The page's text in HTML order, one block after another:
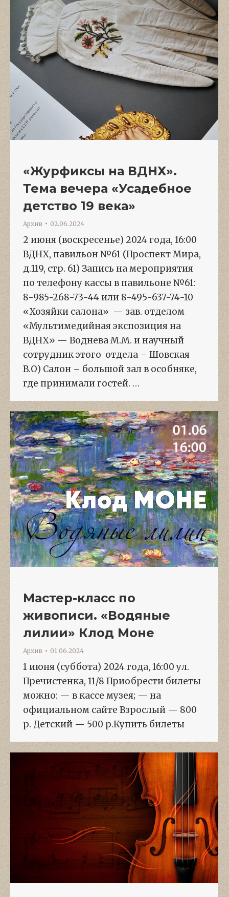
«Журфиксы на ВДНХ».
Тема вечера «Усадебное
детство 19 века»
Архив 02.06.2024
2 июня (воскресенье) 2024 года, 16:00
ВДНХ, павильон №61 (Проспект Мира,
д.119, стр. 61) Запись на мероприятия
по телефону кассы в павильоне №61:
8-985-268-73-44 или 8-495-637-74-10
«Хозяйки салона» — зав. отделом
«Мультимедийная экспозиция на
ВДНХ» — Воднева М.М. и научный
сотрудник этого отдела – Шовская
В.О) Салон – большой зал в особняке,
где принимали гостей. …
Мастер-класс по
живописи. «Водяные
лилии» Клод Моне
Архив 01.06.2024
1 июня (суббота) 2024 года, 16:00 ул.
Пречистенка, 11/8 Приобрести билеты
можно: — в кассе музея; — на
официальном сайте Взрослый — 800
р. Детский — 500 р.Купить билеты